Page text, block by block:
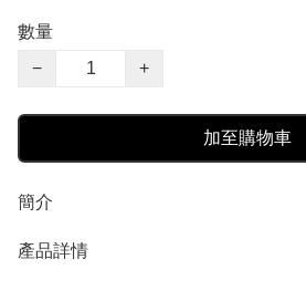
數量
−
+
加至購物車
簡介
產品詳情